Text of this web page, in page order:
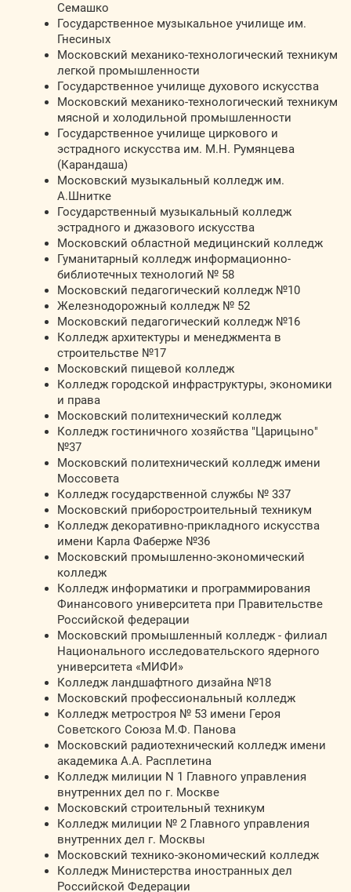
Семашко
Государственное музыкальное училище им.
Гнесиных
Московский механико-технологический техникум
легкой промышленности
Государственное училище духового искусства
Московский механико-технологический техникум
мясной и холодильной промышленности
Государственное училище циркового и
эстрадного искусства им. М.Н. Румянцева
(Карандаша)
Московский музыкальный колледж им.
А.Шнитке
Государственный музыкальный колледж
эстрадного и джазового искусства
Московский областной медицинский колледж
Гуманитарный колледж информационно-
библиотечных технологий № 58
Московский педагогический колледж №10
Железнодорожный колледж № 52
Московский педагогический колледж №16
Колледж архитектуры и менеджмента в
строительстве №17
Московский пищевой колледж
Колледж городской инфраструктуры, экономики
и права
Московский политехнический колледж
Колледж гостиничного хозяйства "Царицыно"
№37
Московский политехнический колледж имени
Моссовета
Колледж государственной службы № 337
Московский приборостроительный техникум
Колледж декоративно-прикладного искусства
имени Карла Фаберже №36
Московский промышленно-экономический
колледж
Колледж информатики и программирования
Финансового университета при Правительстве
Российской федерации
Московский промышленный колледж - филиал
Национального исследовательского ядерного
университета «МИФИ»
Колледж ландшафтного дизайна №18
Московский профессиональный колледж
Колледж метростроя № 53 имени Героя
Советского Союза М.Ф. Панова
Московский радиотехнический колледж имени
академика А.А. Расплетина
Колледж милиции N 1 Главного управления
внутренних дел по г. Москве
Московский строительный техникум
Колледж милиции № 2 Главного управления
внутренних дел г. Москвы
Московский технико-экономический колледж
Колледж Министерства иностранных дел
Российской Федерации